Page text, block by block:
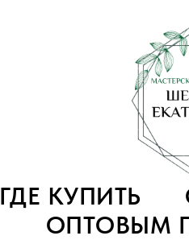
ГДЕ КУПИТЬ
ОПТОВЫМ